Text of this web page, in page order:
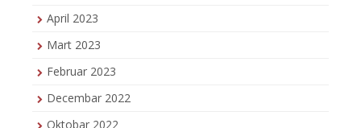
April 2023
Mart 2023
Februar 2023
Decembar 2022
Oktobar 2022